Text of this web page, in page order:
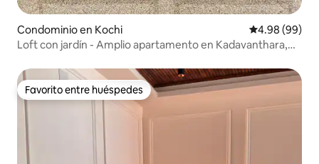
Condominio en Kochi Calificación
4.98 (99)
Loft con jardín - Amplio apartamento en Kadavanthara,
Favorito entre huéspedes
Favorito entre huéspedes